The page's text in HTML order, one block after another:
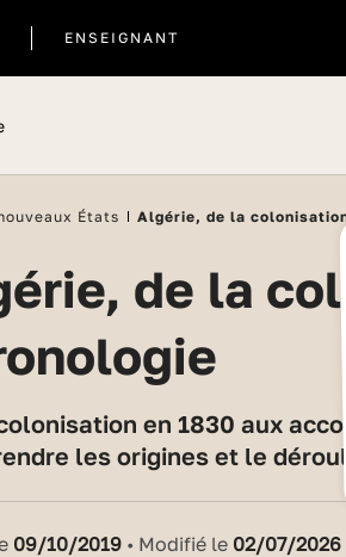
actuel
ENSEIGNANT
États Algérie, de la
les origines et le
09/10/2019 • Modifié le 02/07/2026